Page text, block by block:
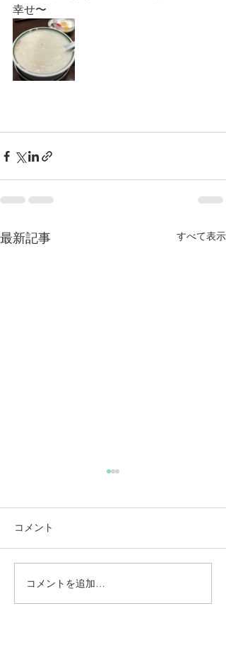
幸せ〜
最新記事 すべて表示
動かないところに、中心
がある。——ロジャース
コメント
コメントを追加…